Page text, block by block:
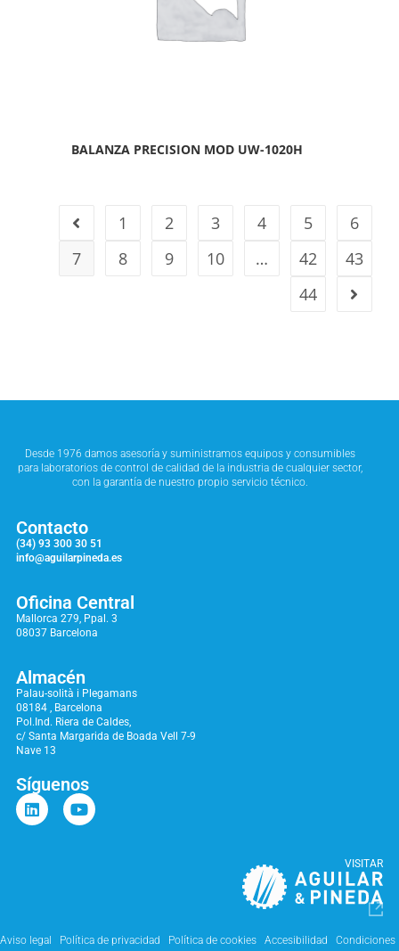
BALANZA PRECISION MOD UW-1020H
1 2 3 4 5
6
7
8 9 10 … 42
43
44
Desde 1976 damos asesoría y suministramos equipos y consumibles
para laboratorios de control de calidad de la industria de cualquier sector,
con la garantía de nuestro propio servicio técnico.
Contacto
(34) 93 300 30 51
info@aguilarpineda.es
Oficina Central
Mallorca 279, Ppal. 3
08037 Barcelona
Almacén
Palau-solità i Plegamans
08184 , Barcelona
Pol.Ind. Riera de Caldes,
c/ Santa Margarida de Boada Vell 7-9
Nave 13
Síguenos
VISITAR
Aviso legal Política de privacidad Política de cookies Accesibilidad Condiciones